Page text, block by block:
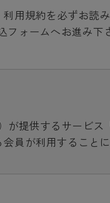
用規約を必ずお読み
ォームへお進み下
が提供するサービ
員が利用すること